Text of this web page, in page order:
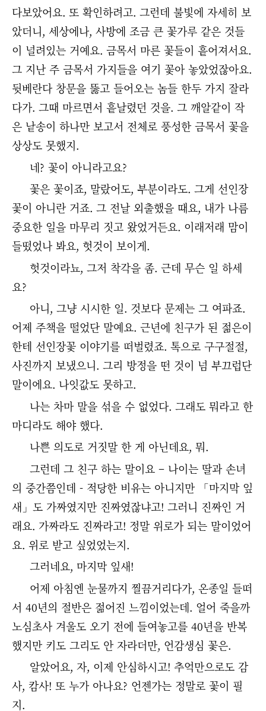
다보았어요. 또 확인하려고. 그런데 불빛에 자세히 보
았더니, 세상에나, 사방에 조금 큰 꽃가루 같은 것들
이 널려있는 거예요. 금목서 마른 꽃들이 흩어져서요.
그 지난 주 금목서 가지들을 여기 꽃아 놓았었잖아요.
뒷베란다 창문을 뚫고 들어오는 놈들 한두 가지 잘라
다가. 그때 마르면서 흩날렸던 것을. 그 깨알같이 작
은 낱송이 하나만 보고서 전체로 풍성한 금목서 꽃을
상상도 못했지.
네? 꽃이 아니라고요?
꽃은 꽃이죠, 말랐어도, 부분이라도. 그게 선인장
꽃이 아니란 거죠. 그 전날 외출했을 때요, 내가 나름
중요한 일을 마무리 짓고 왔었거든요. 이래저래 맘이
들떴었나 봐요, 헛것이 보이게.
헛것이라뇨, 그저 착각을 좀. 근데 무슨 일 하세
요?
아니, 그냥 시시한 일. 것보다 문제는 그 여파죠.
어제 주책을 떨었단 말예요. 근년에 친구가 된 젊은이
한테 선인장꽃 이야기를 떠벌렸죠. 톡으로 구구절절,
사진까지 보냈으니. 그리 방정을 떤 것이 넘 부끄럽단
말이에요. 나잇값도 못하고.
나는 차마 말을 섞을 수 없었다. 그래도 뭐라고 한
마디라도 해야 했다.
나쁜 의도로 거짓말 한 게 아닌데요, 뭐.
그런데 그 친구 하는 말이요 – 나이는 딸과 손녀
의 중간쯤인데 - 적당한 비유는 아니지만 「마지막 잎
새」도 가짜였지만 진짜였잖냐고! 그러니 진짜인 거
래요. 가짜라도 진짜라고! 정말 위로가 되는 말이었어
요. 위로 받고 싶었었는지.
그러네요, 마지막 잎새!
어제 아침엔 눈물까지 찔끔거리다가, 온종일 들떠
서 40년의 절반은 젊어진 느낌이었는데. 얼어 죽을까
노심초사 겨울도 오기 전에 들여놓고를 40년을 반복
했지만 키도 그리도 안 자라더만, 언감생심 꽃은.
알았어요, 자, 이제 안심하시고! 추억만으로도 감
사, 캄사! 또 누가 아나요? 언젠가는 정말로 꽃이 필
지.